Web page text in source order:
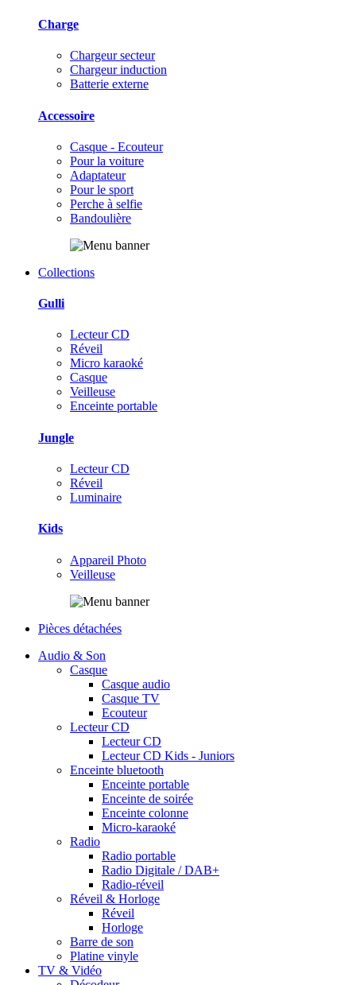
Charge
Chargeur secteur
Chargeur induction
Batterie externe
Accessoire
Casque - Ecouteur
Pour la voiture
Adaptateur
Pour le sport
Perche à selfie
Bandoulière
Collections
Gulli
Lecteur CD
Réveil
Micro karaoké
Casque
Veilleuse
Enceinte portable
Jungle
Lecteur CD
Réveil
Luminaire
Kids
Appareil Photo
Veilleuse
Pièces détachées
Audio & Son
Casque
Casque audio
Casque TV
Ecouteur
Lecteur CD
Lecteur CD
Lecteur CD Kids - Juniors
Enceinte bluetooth
Enceinte portable
Enceinte de soirée
Enceinte colonne
Micro-karaoké
Radio
Radio portable
Radio Digitale / DAB+
Radio-réveil
Réveil & Horloge
Réveil
Horloge
Barre de son
Platine vinyle
TV & Vidéo